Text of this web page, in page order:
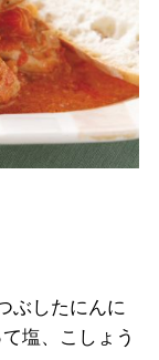
ぶしたにんに
塩、こしょう